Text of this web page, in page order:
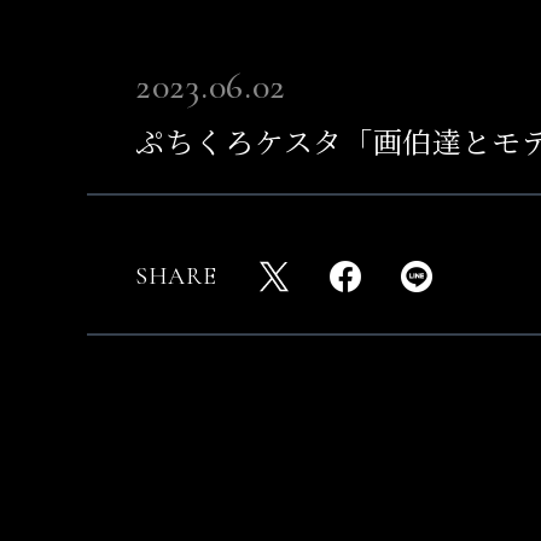
2023.06.02
ぷちくろケスタ「画伯達とモ
SHARE